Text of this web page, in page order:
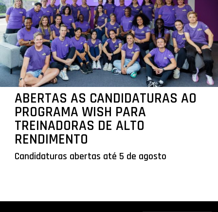
ABERTAS AS CANDIDATURAS AO
PROGRAMA WISH PARA
TREINADORAS DE ALTO
RENDIMENTO
Candidaturas abertas até 5 de agosto